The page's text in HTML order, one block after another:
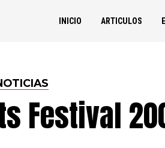
INICIO ARTICULOS
Festival